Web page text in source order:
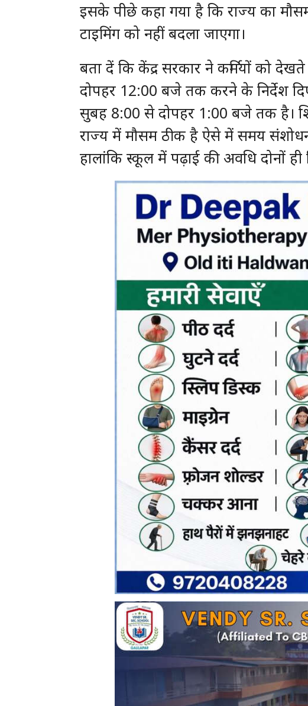
इसके पीछे कहा गया है कि राज्य का
टाइमिंग को नहीं बदला जाएगा।
बता दें कि केंद्र सरकार ने कर्मियों को
दोपहर 12:00 बजे तक करने के निर्देश
सुबह 8:00 से दोपहर 1:00 बजे तक है।
राज्य में मौसम ठीक है ऐसे में समय संशोधन
हालांकि स्कूल में पढ़ाई की अवधि दोनों ही